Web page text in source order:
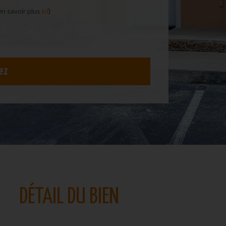
savoir plus ici)
DÉTAIL DU BIEN